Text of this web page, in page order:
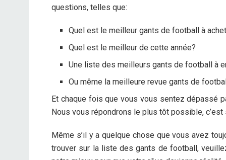
questions, telles que:
Quel est le meilleur gants de football à
Quel est le meilleurde cette année?
Une liste des meilleurs gants de football à
Ou même la meilleure revue gants de
Et chaque fois que vous vous sentez dépassé
Nous vous répondrons le plus tôt possible, c’est
Même s’il y a quelque chose que vous avez
trouver sur la liste des gants de football,